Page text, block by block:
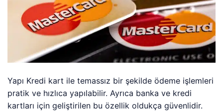
Yapı Kredi kart ile temassız bir şekilde ödeme işlemleri
pratik ve hızlıca yapılabilir. Ayrıca banka ve kredi
kartları için geliştirilen bu özellik oldukça güvenlidir.